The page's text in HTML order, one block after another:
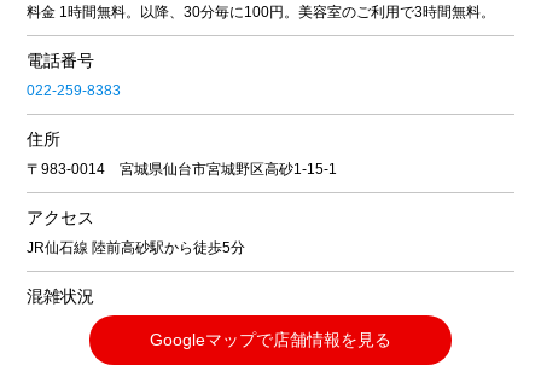
料金 1時間無料。以降、30分毎に100円。美容室のご利用で3時間無料。
電話番号
022-259-8383
住所
〒983-0014 宮城県仙台市宮城野区高砂1-15-1
アクセス
JR仙石線 陸前高砂駅から徒歩5分
混雑状況
Googleマップで店舗情報を見る